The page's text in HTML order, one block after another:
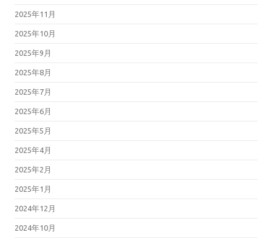
2025年11月
2025年10月
2025年9月
2025年8月
2025年7月
2025年6月
2025年5月
2025年4月
2025年2月
2025年1月
2024年12月
2024年10月